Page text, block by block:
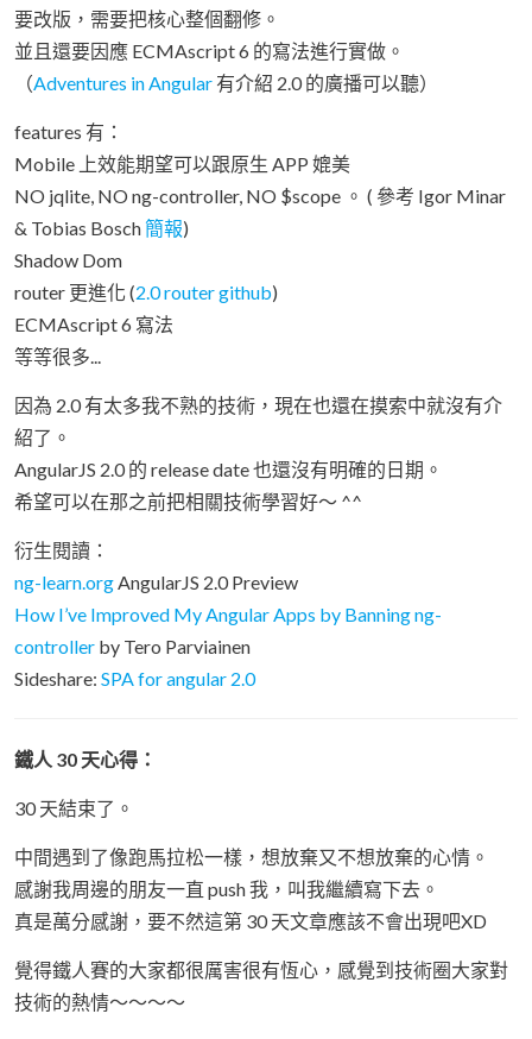
要改版，需要把核心整個翻修。
並且還要因應 ECMAscript 6 的寫法進行實做。
（Adventures in Angular 有介紹 2.0 的廣播可以聽）
features 有：
Mobile 上效能期望可以跟原生 APP 媲美
NO jqlite, NO ng-controller, NO $scope 。 ( 參考 Igor Minar
& Tobias Bosch簡報)
Shadow Dom
router 更進化 (2.0 router github)
ECMAscript 6 寫法
等等很多...
因為 2.0 有太多我不熟的技術，現在也還在摸索中就沒有介
紹了。
AngularJS 2.0 的 release date 也還沒有明確的日期。
希望可以在那之前把相關技術學習好～ ^^
衍生閱讀：
ng-learn.orgAngularJS 2.0 Preview
How I’ve Improved My Angular Apps by Banning ng-
controller by Tero Parviainen
Sideshare: SPA for angular 2.0
鐵人 30 天心得：
30 天結束了。
中間遇到了像跑馬拉松一樣，想放棄又不想放棄的心情。
感謝我周邊的朋友一直 push 我，叫我繼續寫下去。
真是萬分感謝，要不然這第 30 天文章應該不會出現吧XD
覺得鐵人賽的大家都很厲害很有恆心，感覺到技術圈大家對
技術的熱情～～～～